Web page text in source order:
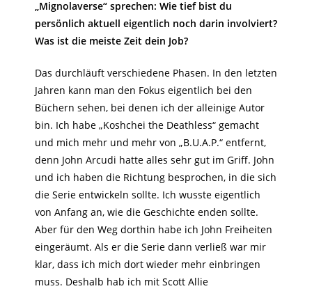
„Mignolaverse“ sprechen: Wie tief bist du
persönlich aktuell eigentlich noch darin involviert?
Was ist die meiste Zeit dein Job?
Das durchläuft verschiedene Phasen. In den letzten
Jahren kann man den Fokus eigentlich bei den
Büchern sehen, bei denen ich der alleinige Autor
bin. Ich habe „Koshchei the Deathless“ gemacht
und mich mehr und mehr von „B.U.A.P.“ entfernt,
denn John Arcudi hatte alles sehr gut im Griff. John
und ich haben die Richtung besprochen, in die sich
die Serie entwickeln sollte. Ich wusste eigentlich
von Anfang an, wie die Geschichte enden sollte.
Aber für den Weg dorthin habe ich John Freiheiten
eingeräumt. Als er die Serie dann verließ war mir
klar, dass ich mich dort wieder mehr einbringen
muss. Deshalb hab ich mit Scott Allie